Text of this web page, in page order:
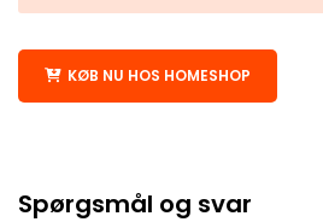
KØB NU HOS HOMESHOP
Spørgsmål og svar